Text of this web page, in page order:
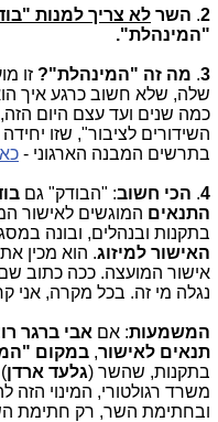
2
. השר לא צריך למנות
"המינהלת".
3
. מה זה "המינהלת"? זו
שלה, שלא חשוב כרגע איך
כמה שנים ועד עצם היום
השידורים לציבור", שזו
בתרשים המבנה הארגוני -
4
. הכי חשוב: "הבודק" גם
התנאים המוגשים לאישור
בתקנות ובנהלים, ובונה
האישור למיזוג. הוא מכין
אישור המועצה. ככה כתוב
נגלה מי זה. בכל מקרה, אני
המשמעות: אם אבי ברגר
תנאים לאישור, במקום
בתקנות, שהשר (גלעד ארדן
משרד רגולטורי, המינוי הזה
ובחתימת השר, רק חתימת